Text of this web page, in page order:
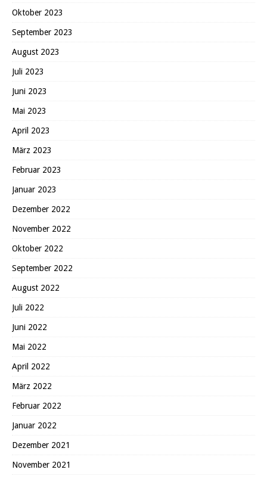
Oktober 2023
September 2023
August 2023
Juli 2023
Juni 2023
Mai 2023
April 2023
März 2023
Februar 2023
Januar 2023
Dezember 2022
November 2022
Oktober 2022
September 2022
August 2022
Juli 2022
Juni 2022
Mai 2022
April 2022
März 2022
Februar 2022
Januar 2022
Dezember 2021
November 2021